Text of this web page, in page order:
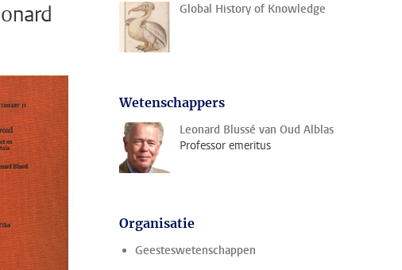
Global History of Knowledge
Wetenschappers
Leonard Blussé van Oud Alblas
Professor emeritus
Organisatie
Geesteswetenschappen